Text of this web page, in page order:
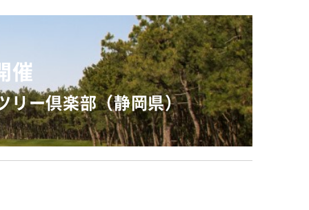
催
リー倶楽部（静岡県）